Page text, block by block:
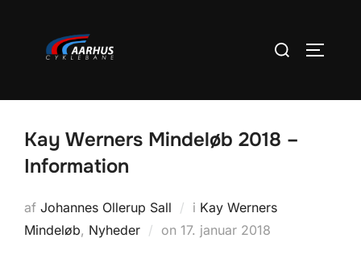
Søg
Kay Werners Mindeløb 2018 –
Information
af Johannes Ollerup Sall i Kay Werners
Mindeløb, Nyheder on Udgivet
17. januar 2018